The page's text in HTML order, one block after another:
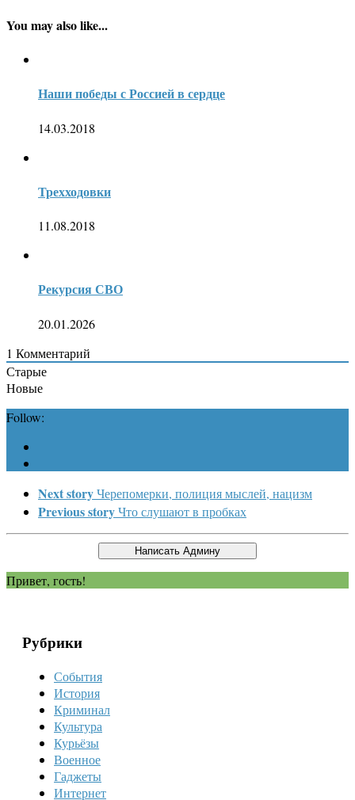
You may also like...
Наши победы с Россией в сердце
14.03.2018
Трехходовки
11.08.2018
Рекурсия СВО
20.01.2026
1 Комментарий
Старые
Новые
Follow:
Next storyЧерепомерки, полиция мыслей, нацизм
Previous storyЧто слушают в пробках
Привет, гость!
Рубрики
События
История
Криминал
Культура
Курьёзы
Военное
Гаджеты
Интернет